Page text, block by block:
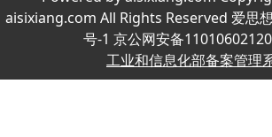
aisixiang.com All Rights Reserved 爱思
号-1 京公网安备
工业和信息化部备案管理